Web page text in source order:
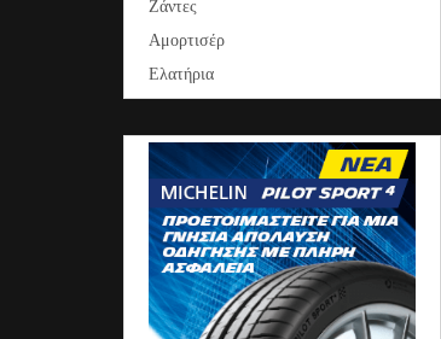
Ζάντες
Αμορτισέρ
Ελατήρια